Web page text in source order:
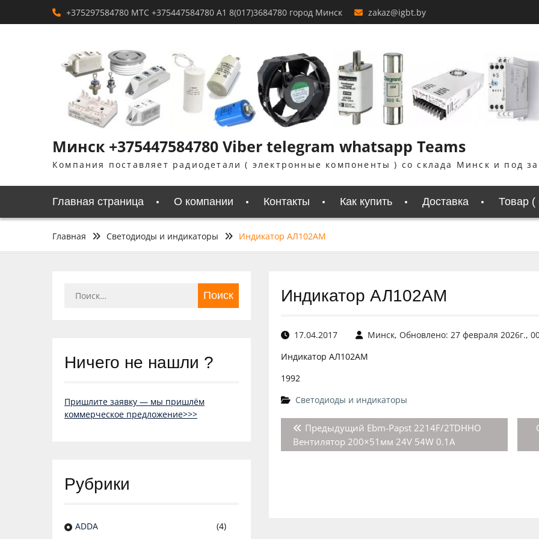
+375297584780 MTC +375447584780 A1 8(017)3684780 город Минск zakaz@igbt.by
Минск +375447584780 Viber telegram whatsapp Teams
Компания поставляет радиодетали ( электронные компоненты ) со склада Минск и под
Главная страница О компании Контакты Как купить Доставка Товар (
Главная Светодиоды и индикаторы Индикатор АЛ102АМ
Индикатор АЛ102АМ
17.04.2017
Минск, Обновлено: 27 февраля 2026г.,
Индикатор АЛ102АМ
1992
Светодиоды и индикаторы
Навигация
по
Предыдущий Предыдущая
запись:
Ebm-Papst 2214F/2TDHHO
Вентилятор 200×51мм 24V 54W 0.1A
Ничего не нашли ?
Пришлите заявку — мы пришлём
коммерческое предложение>>>
Рубрики
ADDA
(4)